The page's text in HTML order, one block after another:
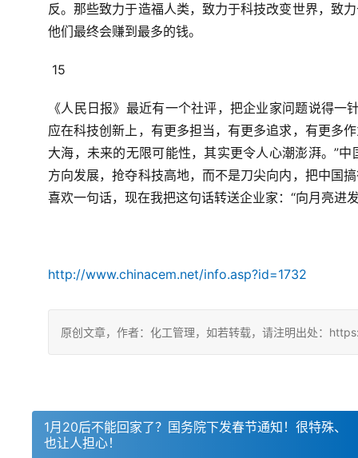
反。那些致力于造福人类，致力于科技改变世界，致
他们最终会赚到最多的钱。
15
《人民日报》最近有一个社评， 把企业家问题说得一
应在科技创新上， 有更多担当，有更多追求， 有更多
大海， 未来的无限可能性，其实更令人心潮澎湃。”中
方向发展，抢夺科技高地， 而不是刀尖向内， 把中国
喜欢一句话， 现在我把这句话转送企业家： “向月亮进
http://www.chinacem.net/info.asp?id=1732
原创文章，作者：化工管理，如若转载，请注明出处：
1月20后不能回家了？国务院下发春节通知！很特殊、
也让人担心！